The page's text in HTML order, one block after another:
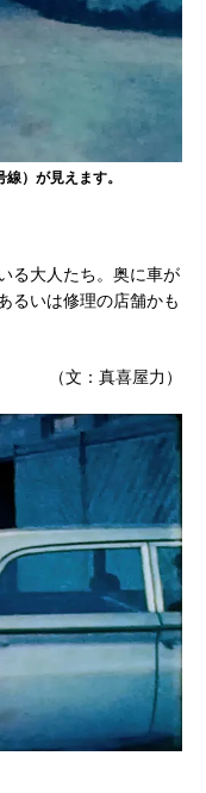
）が見えます。
る大人たち。奥に車が
るいは修理の店舗かも
（文：真喜屋力）